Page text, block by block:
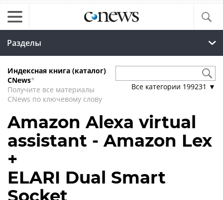
Разделы
Индексная книга (каталог)
CNews*
Получите все материалы
CNews по ключевому слову
Все категории 199231 ▼
Amazon Alexa virtual
assistant - Amazon Lex
+
ELARI Dual Smart